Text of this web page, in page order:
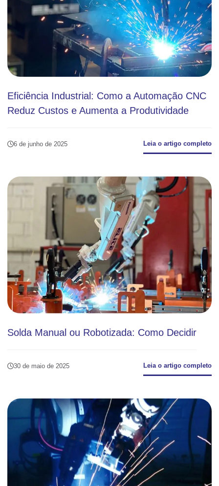
Eficiência Industrial: Como a Automação CNC
Reduz Custos e Aumenta a Produtividade
6 de junho de 2025 Leia o artigo completo
Solda Manual ou Robotizada: Como Decidir
30 de maio de 2025 Leia o artigo completo